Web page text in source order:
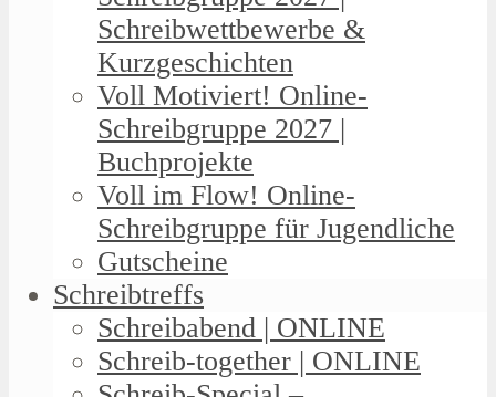
Schreibwettbewerbe &
Kurzgeschichten
Voll Motiviert! Online-
Schreibgruppe 2027 |
Buchprojekte
Voll im Flow! Online-
Schreibgruppe für Jugendliche
Gutscheine
Schreibtreffs
Schreibabend | ONLINE
Schreib-together | ONLINE